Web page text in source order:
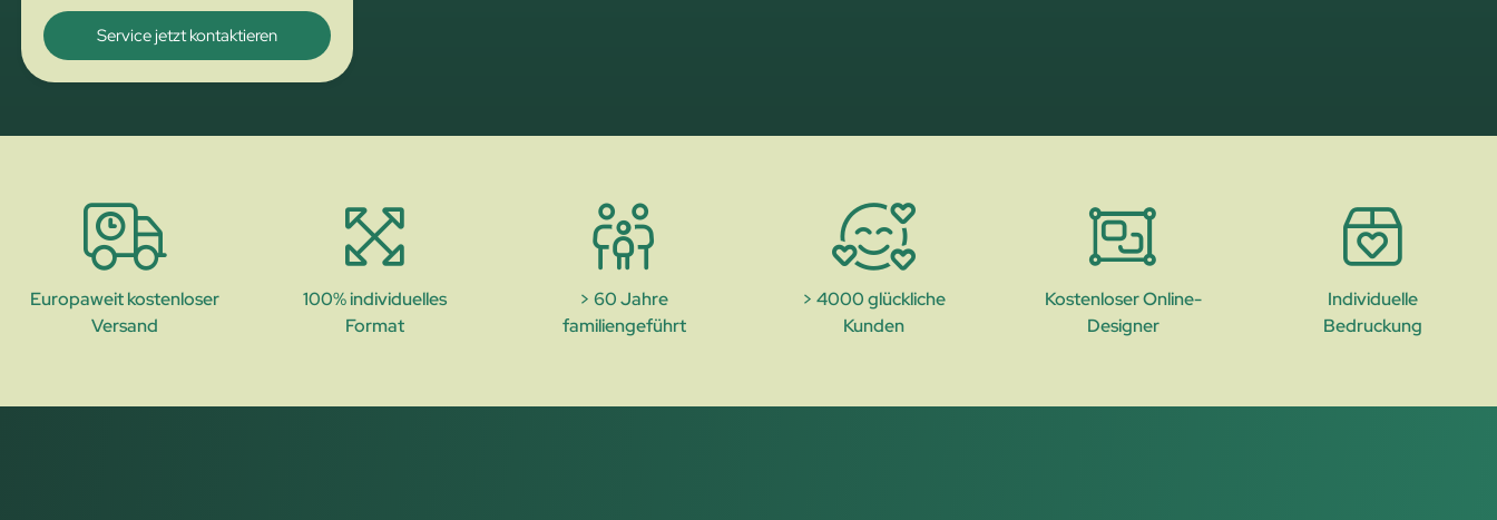
Service jetzt kontaktieren
Europaweit kostenloser
Versand
100% individuelles
Format
> 60 Jahre
familiengeführt
> 4000 glückliche
Kunden
Kostenloser Online-
Designer
Individuelle
Bedruckung